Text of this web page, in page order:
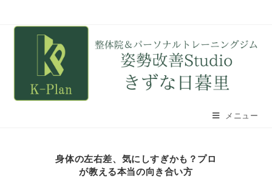
メニュー
身体の左右差、気にしすぎかも？プロ
が教える本当の向き合い方